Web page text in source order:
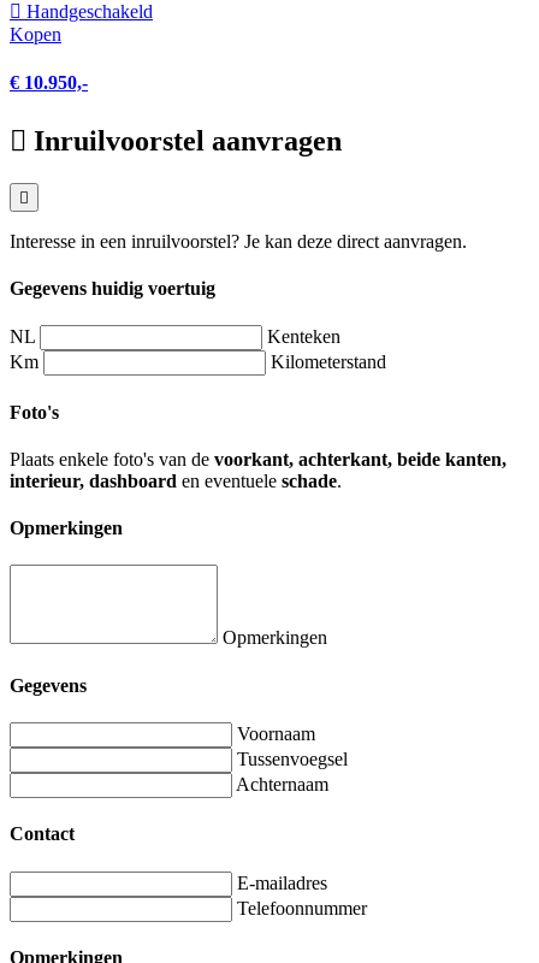
Hand­geschakeld
Kopen
€ 10.950,-
Inruilvoorstel aanvragen
Interesse in een inruilvoorstel? Je kan deze direct aanvragen.
Gegevens huidig voertuig
NL
Kenteken
Km
Kilometerstand
Foto's
Plaats enkele foto's van de voorkant, achterkant, beide kanten,
interieur, dashboard en eventuele schade.
Opmerkingen
Opmerkingen
Gegevens
Voornaam
Tussenvoegsel
Achternaam
Contact
E-mailadres
Telefoonnummer
Opmerkingen